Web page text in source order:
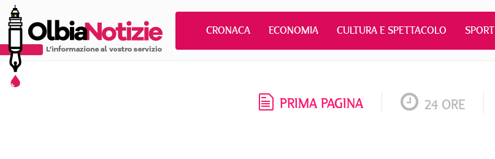
CRONACA ECONOMIA CULTURA E SPETTACOLO SPORT
PRIMA PAGINA 24 ORE